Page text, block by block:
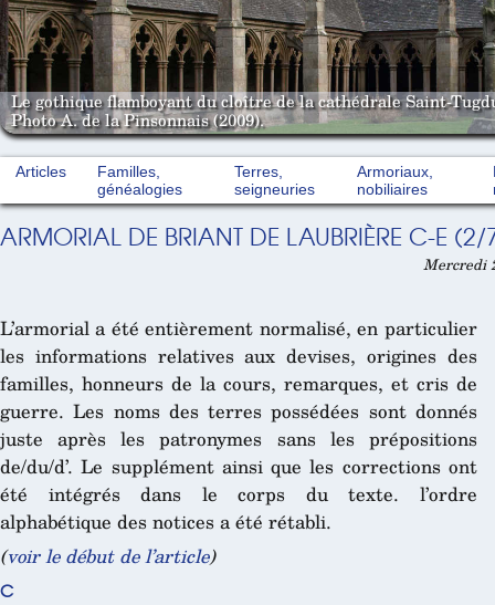
Le gothique flamboyant du cloître de la cathédrale Saint-
Photo A. de la Pinsonnais (2009).
Articles
Familles,
généalogies
Terres,
seigneuries
Armoriaux,
nobiliaires
ARMORIAL DE BRIANT DE LAUBRIÈRE C-E (2/
Mercredi
L’armorial a été entièrement normalisé, en particulier
les informations relatives aux devises, origines des
familles, honneurs de la cours, remarques, et cris de
guerre. Les noms des terres possédées sont donnés
juste après les patronymes sans les prépositions
de/du/d’. Le supplément ainsi que les corrections ont
été intégrés dans le corps du texte. l’ordre
alphabétique des notices a été rétabli.
(voir le début de l’article)
C